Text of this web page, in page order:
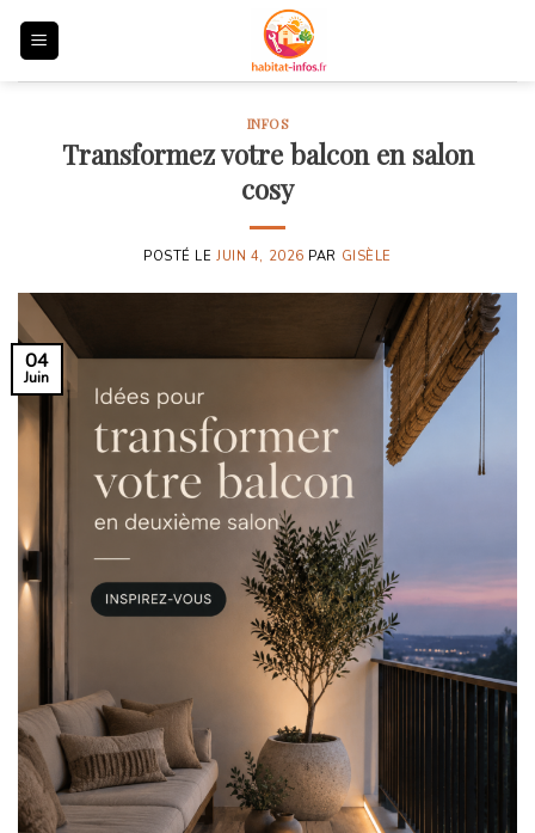
INFOS
Transformez votre balcon en salon
cosy
POSTÉ LEJUIN 4, 2026 PAR GISÈLE
04
Juin